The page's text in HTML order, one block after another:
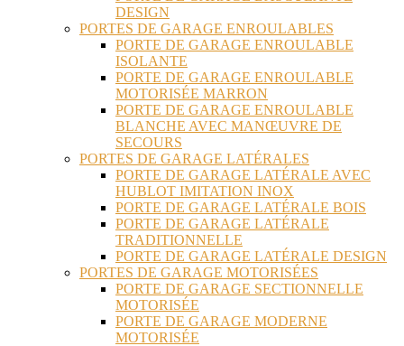
DESIGN
PORTES DE GARAGE ENROULABLES
PORTE DE GARAGE ENROULABLE
ISOLANTE
PORTE DE GARAGE ENROULABLE
MOTORISÉE MARRON
PORTE DE GARAGE ENROULABLE
BLANCHE AVEC MANŒUVRE DE
SECOURS
PORTES DE GARAGE LATÉRALES
PORTE DE GARAGE LATÉRALE AVEC
HUBLOT IMITATION INOX
PORTE DE GARAGE LATÉRALE BOIS
PORTE DE GARAGE LATÉRALE
TRADITIONNELLE
PORTE DE GARAGE LATÉRALE DESIGN
PORTES DE GARAGE MOTORISÉES
PORTE DE GARAGE SECTIONNELLE
MOTORISÉE
PORTE DE GARAGE MODERNE
MOTORISÉE